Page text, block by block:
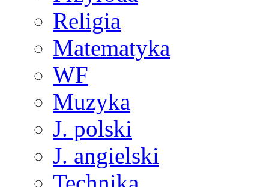
Religia
Matematyka
WF
Muzyka
J. polski
J. angielski